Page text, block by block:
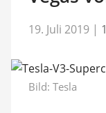
19. Juli 2019 |
Bild: Tesla